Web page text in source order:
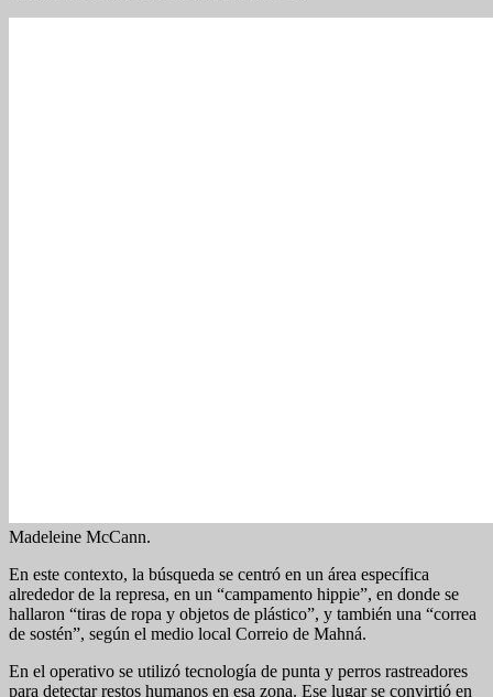
Madeleine McCann.
En este contexto, la búsqueda se centró en un área específica
alrededor de la represa, en un “campamento hippie”, en donde se
hallaron “tiras de ropa y objetos de plástico”, y también una “correa
de sostén”, según el medio local Correio de Mahná.
En el operativo se utilizó tecnología de punta y perros rastreadores
para detectar restos humanos en esa zona. Ese lugar se convirtió en